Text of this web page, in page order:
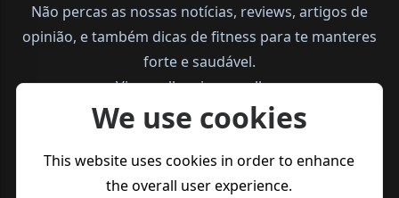
Não percas as nossas notícias, reviews, artigos de
opinião, e também dicas de fitness para te manteres
forte e saudável.
Vive melhor, joga melhor.
We use cookies
This website uses cookies in order to enhance
the overall user experience.